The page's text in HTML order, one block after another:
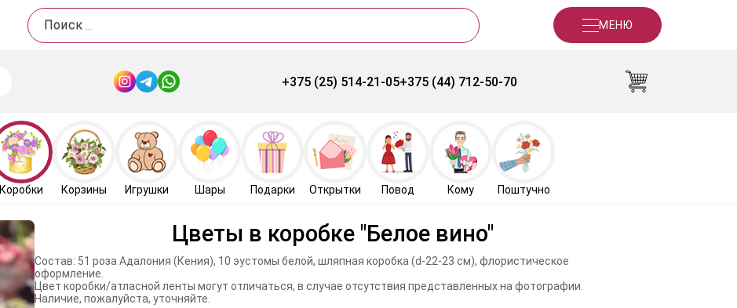
Поиск МЕНЮ
+375 (25) 514-21-05+375 (44) 712-50-70
Коробки Корзины Игрушки Шары Подарки Открытки Повод Кому Поштучно
Цветы в коробке "Белое вино"
Состав: 51 роза Адалония (Кения), 10 эустомы белой, шляпная коробка (d-22-23 см), флористическое
оформление.
Цвет коробки/атласной ленты могут отличаться, в случае отсутствия представленных на фотографии.
Наличие, пожалуйста, уточняйте.